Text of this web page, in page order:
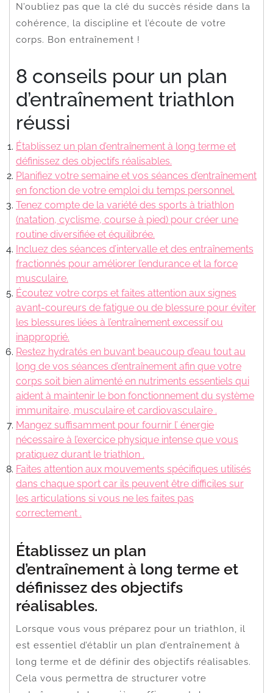
N’oubliez pas que la clé du succès réside dans la
cohérence, la discipline et l’écoute de votre
corps. Bon entraînement !
8 conseils pour un plan
d’entraînement triathlon
réussi
Établissez un plan d’entraînement à long terme et
définissez des objectifs réalisables.
Planifiez votre semaine et vos séances d’entraînement
en fonction de votre emploi du temps personnel.
Tenez compte de la variété des sports à triathlon
(natation, cyclisme, course à pied) pour créer une
routine diversifiée et équilibrée.
Incluez des séances d’intervalle et des entraînements
fractionnés pour améliorer l’endurance et la force
musculaire.
Écoutez votre corps et faites attention aux signes
avant-coureurs de fatigue ou de blessure pour éviter
les blessures liées à l’entraînement excessif ou
inapproprié.
Restez hydratés en buvant beaucoup d’eau tout au
long de vos séances d’entraînement afin que votre
corps soit bien alimenté en nutriments essentiels qui
aident à maintenir le bon fonctionnement du système
immunitaire, musculaire et cardiovasculaire .
Mangez suffisamment pour fournir l’ énergie
nécessaire à l’exercice physique intense que vous
pratiquez durant le triathlon .
Faites attention aux mouvements spécifiques utilisés
dans chaque sport car ils peuvent être difficiles sur
les articulations si vous ne les faites pas
correctement .
Établissez un plan
d’entraînement à long terme et
définissez des objectifs
réalisables.
Lorsque vous vous préparez pour un triathlon, il
est essentiel d’établir un plan d’entraînement à
long terme et de définir des objectifs réalisables.
Cela vous permettra de structurer votre